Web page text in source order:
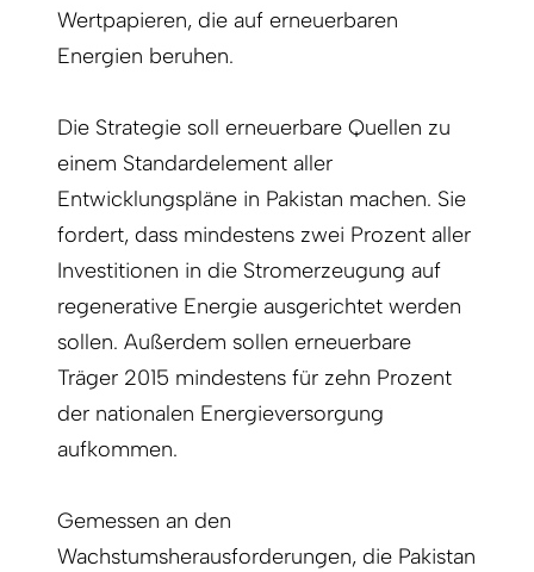
Wertpapieren, die auf erneuerbaren
Energien beruhen.
Die Strategie soll erneuerbare Quellen zu
einem Standardelement aller
Entwicklungspläne in Pakistan machen. Sie
fordert, dass mindestens zwei Prozent aller
Investitionen in die Stromerzeugung auf
regenerative Energie ausgerichtet werden
sollen. Außerdem sollen erneuerbare
Träger 2015 mindestens für zehn Prozent
der nationalen Energieversorgung
aufkommen.
Gemessen an den
Wachstumsherausforderungen, die Pakistan